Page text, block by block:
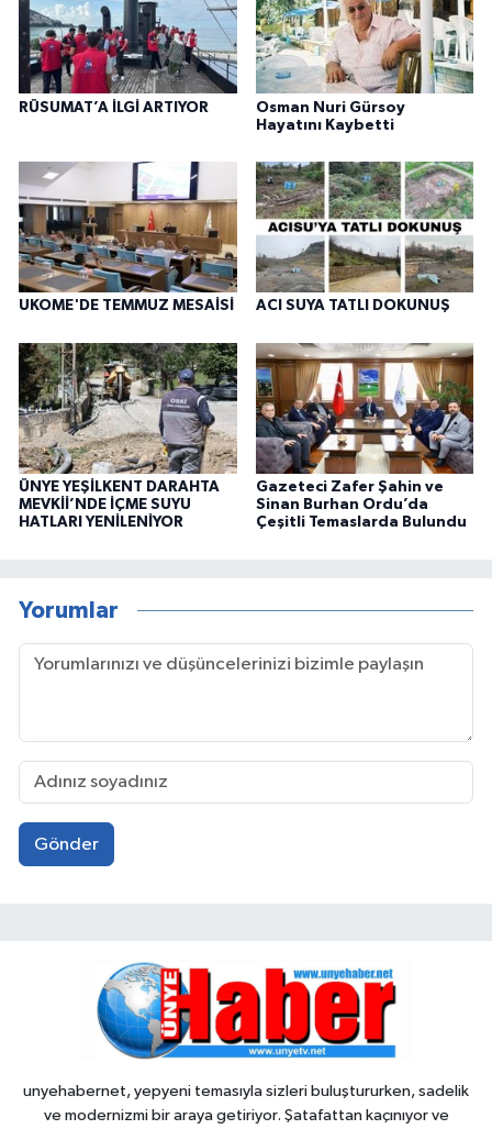
RÜSUMAT’A İLGİ ARTIYOR
Osman Nuri Gürsoy
Hayatını Kaybetti
UKOME'DE TEMMUZ MESAİSİ ACI SUYA TATLI DOKUNUŞ
ÜNYE YEŞİLKENT DARAHTA
MEVKİİ’NDE İÇME SUYU
HATLARI YENİLENİYOR
Gazeteci Zafer Şahin ve
Sinan Burhan Ordu’da
Çeşitli Temaslarda Bulundu
Yorumlar
Gönder
unyehabernet, yepyeni temasıyla sizleri buluştururken, sadelik
ve modernizmi bir araya getiriyor. Şatafattan kaçınıyor ve